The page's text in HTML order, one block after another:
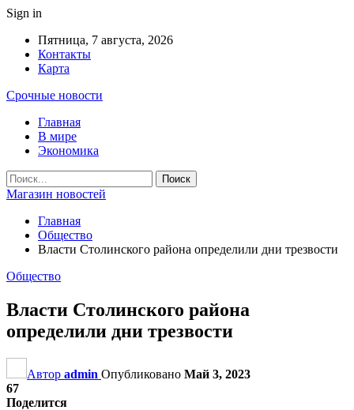
Sign in
Пятница, 7 августа, 2026
Контакты
Карта
Срочные новости
Главная
В мире
Экономика
Магазин новостей
Главная
Общество
Власти Столинского района определили дни трезвости
Общество
Власти Столинского района
определили дни трезвости
Автор admin Опубликовано Май 3, 2023
67
Поделится